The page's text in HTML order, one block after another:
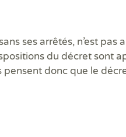
Diagnostic
Diagnostic
Diagnostic
ses arrêtés, n’est pas
du décret sont
pensent donc que le